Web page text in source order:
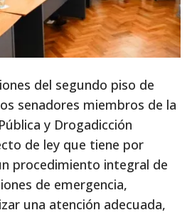
del segundo piso de
senadores miembros de la
y Drogadicción
de ley que tiene por
procedimiento integral de
de emergencia,
una atención adecuada,